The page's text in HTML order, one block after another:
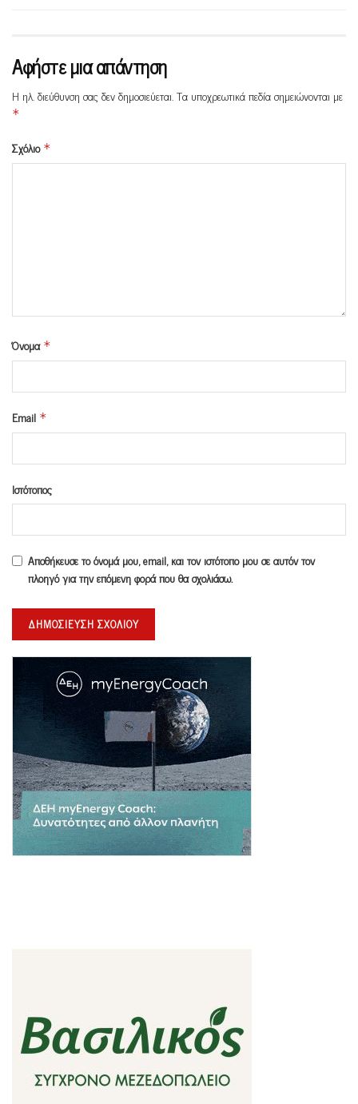
Αφήστε μια απάντηση
Η ηλ. διεύθυνση σας δεν δημοσιεύεται.Τα υποχρεωτικά πεδία σημειώνονται με
*
Σχόλιο *
Όνομα *
Email *
Ιστότοπος
Αποθήκευσε το όνομά μου, email, και τον ιστότοπο μου σε αυτόν τον
πλοηγό για την επόμενη φορά που θα σχολιάσω.